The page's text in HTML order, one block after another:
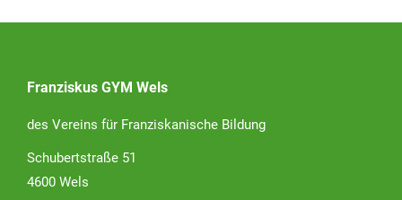
Franziskus GYM Wels
des Vereins für Franziskanische Bildung
Schubertstraße 51
4600 Wels